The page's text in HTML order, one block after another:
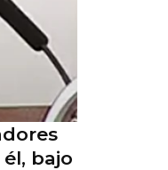
bajo